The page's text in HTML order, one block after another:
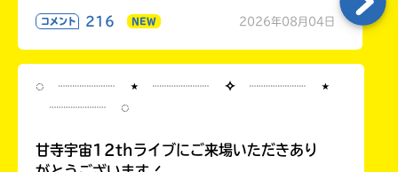
コメント 216 NEW 2026年08月04日
◌ ┈┈┈┈ ⋆ ┈┈┈┈ ✧ ┈┈┈┈ ⋆
┈┈┈┈ ◌
甘寺宇宙12thライブにご来場いただきあり